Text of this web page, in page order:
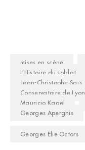
mises en scène
L’Histoire du soldat
Jean-Christophe Saïs
Conservatoire de Lyon
Mauricio Kagel
Georges Aperghis
Georges Elie Octors